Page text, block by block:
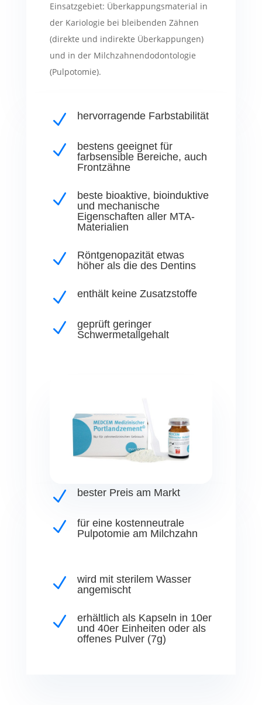
Einsatzgebiet: Überkappungsmaterial in
der Kariologie bei bleibenden Zähnen
(direkte und indirekte Überkappungen)
und in der Milchzahnendodontologie
(Pulpotomie).
N hervorragende Farbstabilität
N
bestens geeignet für
farbsensible Bereiche, auch
Frontzähne
N
beste bioaktive, bioinduktive
und mechanische
Eigenschaften aller MTA-
Materialien
N
Röntgenopazität etwas
höher als die des Dentins
N enthält keine Zusatzstoffe
N
geprüft geringer
Schwermetallgehalt
N bester Preis am Markt
N
für eine kostenneutrale
Pulpotomie am Milchzahn
N
wird mit sterilem Wasser
angemischt
N
erhältlich als Kapseln in 10er
und 40er Einheiten oder als
offenes Pulver (7g)